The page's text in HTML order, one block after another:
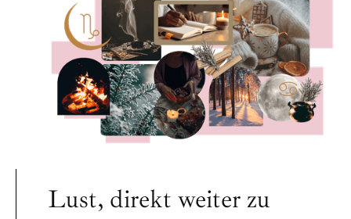
Lust, direkt weiter zu